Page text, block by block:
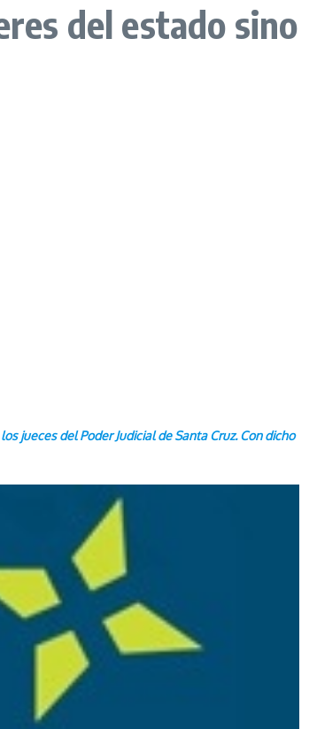
del estado sino
jueces del Poder Judicial de Santa Cruz. Con dicho